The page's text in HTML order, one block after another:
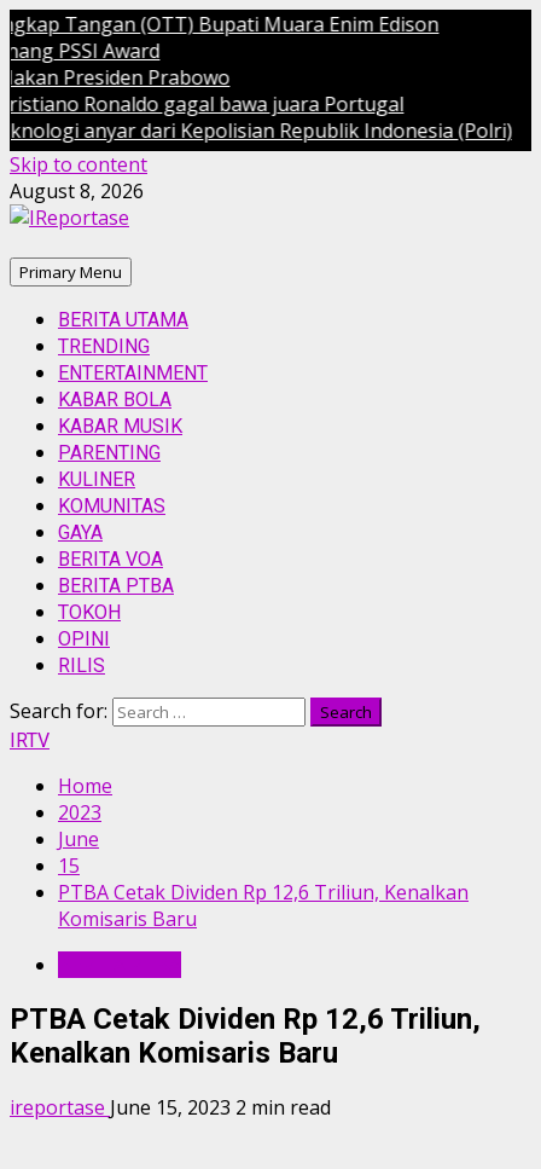
(OTT) Bupati Muara Enim Edison
Award
Prabowo
Ronaldo gagal bawa juara Portugal
anyar dari Kepolisian Republik Indonesia (Polri)
Skip to content
August 8, 2026
Primary Menu
BERITA UTAMA
TRENDING
ENTERTAINMENT
KABAR BOLA
KABAR MUSIK
PARENTING
KULINER
KOMUNITAS
GAYA
BERITA VOA
BERITA PTBA
TOKOH
OPINI
RILIS
Search for:
IRTV
Home
2023
June
15
PTBA Cetak Dividen Rp 12,6 Triliun, Kenalkan
Komisaris Baru
PTBA Cetak Dividen Rp 12,6 Triliun,
Kenalkan Komisaris Baru
ireportase June 15, 2023 2 min read